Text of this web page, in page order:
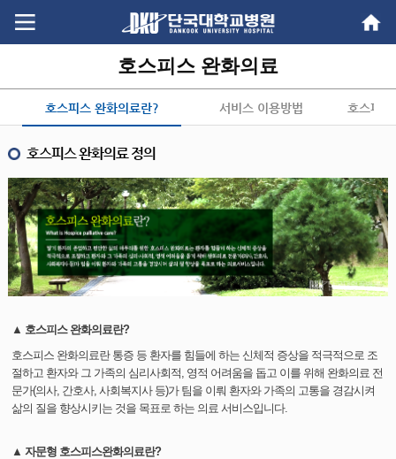
content
menu
호스피스 완화의료
호스피스 완화의료란? 서비스 이용방법 호스피
호스피스 완화의료 정의
▲ 호스피스 완화의료란?
호스피스 완화의료란 통증 등 환자를 힘들에 하는 신체적 증상을 적극적으로 조
절하고 환자와 그 가족의 심리사회적, 영적 어려움을 돕고 이를 위해 완화의료 전
문가(의사, 간호사, 사회복지사 등)가 팀을 이뤄 환자와 가족의 고통을 경감시켜
삶의 질을 향상시키는 것을 목표로 하는 의료 서비스입니다.
▲ 자문형 호스피스완화의료란?